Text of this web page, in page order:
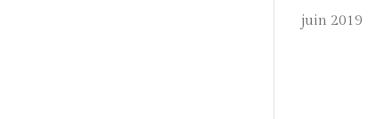
juin 2019